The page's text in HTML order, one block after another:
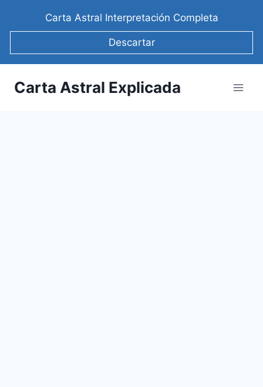
Carta Astral Interpretación Completa
Descartar
Carta Astral Explicada